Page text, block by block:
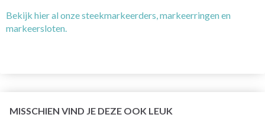
Bekijk hier al onze steekmarkeerders, markeerringen en
markeersloten.
MISSCHIEN VIND JE DEZE OOK LEUK